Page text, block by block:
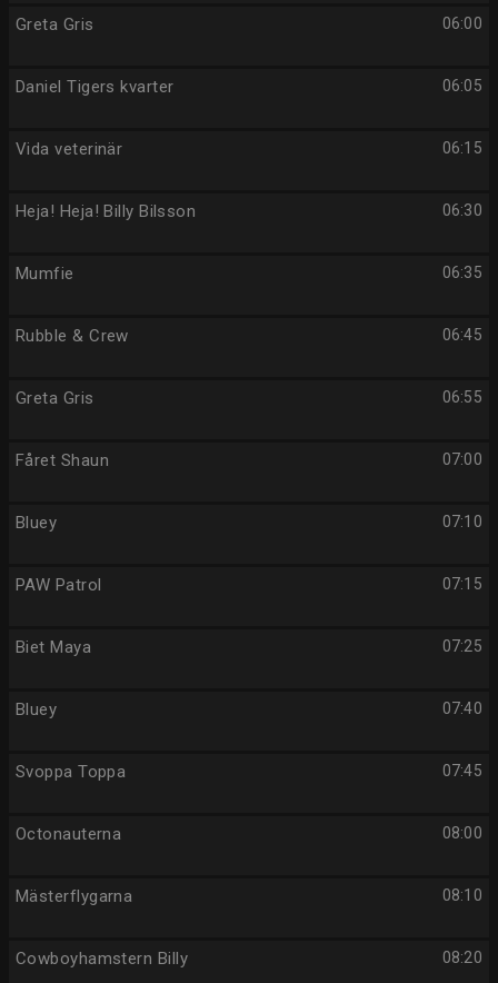
06:00
Greta Gris
06:05
Daniel Tigers kvarter
06:15
Vida veterinär
06:30
Heja! Heja! Billy Bilsson
06:35
Mumfie
06:45
Rubble & Crew
06:55
Greta Gris
07:00
Fåret Shaun
07:10
Bluey
07:15
PAW Patrol
07:25
Biet Maya
07:40
Bluey
07:45
Svoppa Toppa
08:00
Octonauterna
08:10
Mästerflygarna
08:20
Cowboyhamstern Billy